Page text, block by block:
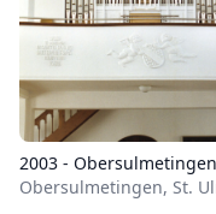
Obersulmetingen, St.